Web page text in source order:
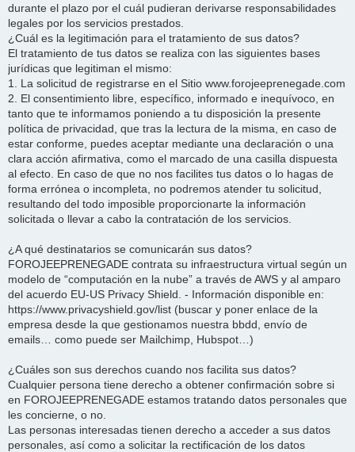
durante el plazo por el cuál pudieran derivarse responsabilidades
legales por los servicios prestados.
¿Cuál es la legitimación para el tratamiento de sus datos?
El tratamiento de tus datos se realiza con las siguientes bases
jurídicas que legitiman el mismo:
1. La solicitud de registrarse en el Sitio www.forojeeprenegade.com
2. El consentimiento libre, específico, informado e inequívoco, en
tanto que te informamos poniendo a tu disposición la presente
política de privacidad, que tras la lectura de la misma, en caso de
estar conforme, puedes aceptar mediante una declaración o una
clara acción afirmativa, como el marcado de una casilla dispuesta
al efecto. En caso de que no nos facilites tus datos o lo hagas de
forma errónea o incompleta, no podremos atender tu solicitud,
resultando del todo imposible proporcionarte la información
solicitada o llevar a cabo la contratación de los servicios.
¿A qué destinatarios se comunicarán sus datos?
FOROJEEPRENEGADE contrata su infraestructura virtual según un
modelo de “computación en la nube” a través de AWS y al amparo
del acuerdo EU-US Privacy Shield. - Información disponible en:
https://www.privacyshield.gov/list (buscar y poner enlace de la
empresa desde la que gestionamos nuestra bbdd, envío de
emails… como puede ser Mailchimp, Hubspot…)
¿Cuáles son sus derechos cuando nos facilita sus datos?
Cualquier persona tiene derecho a obtener confirmación sobre si
en FOROJEEPRENEGADE estamos tratando datos personales que
les concierne, o no.
Las personas interesadas tienen derecho a acceder a sus datos
personales, así como a solicitar la rectificación de los datos